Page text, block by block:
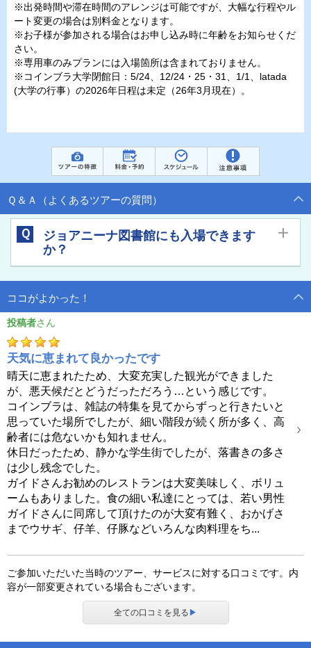
※出発時間や滞在時間のアレンジは可能ですが、大幅な行程やル
ート変更の場合は別料金となります。
※お子様が参加される場合はお申し込み時に年齢をお知らせくだ
さい。
※専用車のみプランには入場箇所は含まれておりません。
※コインブラ大学閉館日：5/24、12/24・25・31、1/1、latada
(大学の行事）の2026年日程は未定（26年3月現在）。
Ｑ＆Ａ（よくあるツアーの質問）
Ｑ
ジョアニーナ図書館にも入場できます
か？
Ａ
す。ジョアニーナ図書館にも入場可能です。
ココがよかった！
投稿者
天気に恵まれて良かったです
晴天に恵まれたため、大変充実した観光ができました
が、悪天候だとどうだっただろう…という感じです。
コインブラは、雑誌の特集を見てからずっと行きたいと
思っていた場所でしたが、細い階段が続く所が多く、高
齢者には危ないかも知れません。
休日だったため、静かな学生街でしたが、落書きの多さ
は少し残念でした。
ガイドさんお勧めのレストランは大変美味しく、ボリュ
ームもありました。食の細い私達にとっては、若い男性
ガイドさんに同席して頂けたのが大変有難く、おかげさ
までウサギ、仔羊、仔豚などいろんな肉料理をち...
ご参加いただいた当時のツアー、サービスに対する口コミです。内
容が一部変更されている場合もございます。
全ての口コミを見る ▶